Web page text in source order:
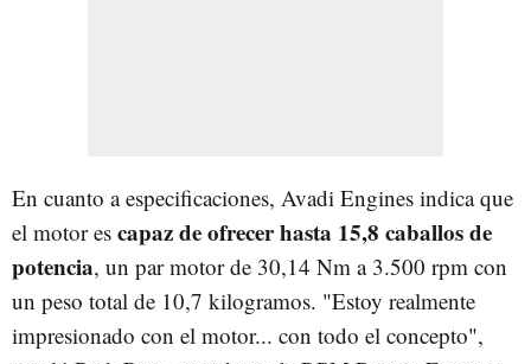
En cuanto a especificaciones, Avadi Engines indica que
el motor es capaz de ofrecer hasta 15,8 caballos de
potencia, un par motor de 30,14 Nm a 3.500 rpm con
un peso total de 10,7 kilogramos. "Estoy realmente
impresionado con el motor... con todo el concepto",